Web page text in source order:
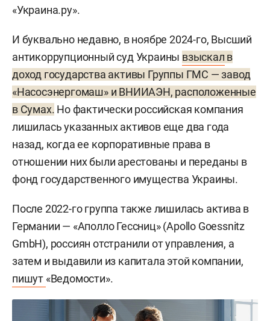
«Украина.ру».
И буквально недавно, в ноябре 2024-го, Высший
антикоррупционный суд Украины взыскал в
доход государства активы Группы ГМС — завод
«Насосэнергомаш» и ВНИИАЭН, расположенные
в Сумах. Но фактически российская компания
лишилась указанных активов еще два года
назад, когда ее корпоративные права в
отношении них были арестованы и переданы в
фонд государственного имущества Украины.
После 2022-го группа также лишилась актива в
Германии — «Аполло Гессниц» (Apollo Goessnitz
GmbH), россиян отстранили от управления, а
затем и выдавили из капитала этой компании,
пишут «Ведомости».